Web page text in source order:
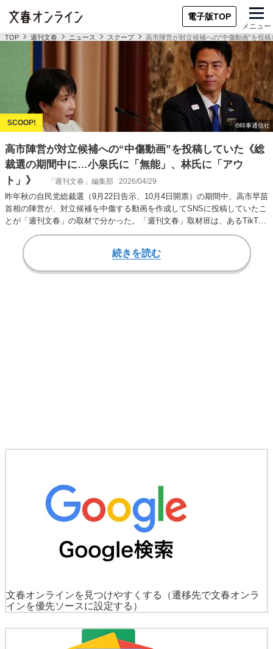
電子版TOP
メニュー
TOP 週刊文春 ニュース スクープ 高市陣営が対立候補への“中傷動画”を投
高市陣営が対立候補への“中傷動画”を投稿していた《総
裁選の期間中に…小泉氏に「無能」、林氏に「アウ
ト」》
「週刊文春」編集部 2026/04/29
昨年秋の自民党総裁選（9月22日告示、10月4日開票）の期間中、高市早苗
首相の陣営が、対立候補を中傷する動画を作成してSNSに投稿していたこ
とが「週刊文春」の取材で分かった。「週刊文春」取材班は、あるTikTok
続きを読む
文春オンラインを見つけやすくする
（遷移先で文春オンラ
インを優先ソースに設定する）